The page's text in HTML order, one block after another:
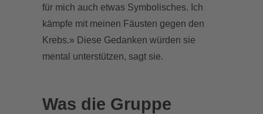
für mich auch etwas Symbolisches. Ich
kämpfe mit meinen Fäusten gegen den
Krebs.» Diese Gedanken würden sie
mental unterstützen, sagt sie.
Was die Gruppe